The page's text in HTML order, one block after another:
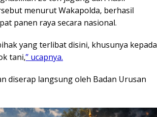
menurut Wakapolda, berhasil
panen raya secara nasional.
yang terlibat disini, khusunya kepada
tani,” ucapnya.
diserap langsung oleh Badan Urusan